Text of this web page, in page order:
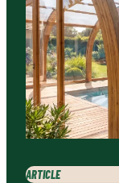
ARTICLE